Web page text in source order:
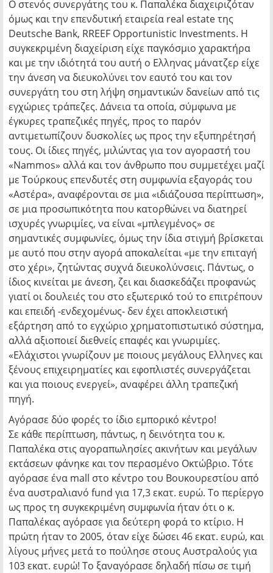
Ο στενός συνεργάτης του κ. Παπαλέκα διαχειριζόταν
όμως και την επενδυτική εταιρεία real estate της
Deutsche Bank, RREEF Opportunistic Investments. Η
συγκεκριμένη διαχείριση είχε παγκόσμιο χαρακτήρα
και με την ιδιότητά του αυτή ο Ελληνας μάνατζερ είχε
την άνεση να διευκολύνει τον εαυτό του και τον
συνεργάτη του στη λήψη σημαντικών δανείων από τις
εγχώριες τράπεζες. Δάνεια τα οποία, σύμφωνα με
έγκυρες τραπεζικές πηγές, προς το παρόν
αντιμετωπίζουν δυσκολίες ως προς την εξυπηρέτησή
τους. Οι ίδιες πηγές, μιλώντας για τον αγοραστή του
«Nammos» αλλά και τον άνθρωπο που συμμετέχει μαζί
με Τούρκους επενδυτές στη συμφωνία εξαγοράς του
«Αστέρα», αναφέρονται σε μια «ιδιάζουσα περίπτωση»,
σε μια προσωπικότητα που κατορθώνει να διατηρεί
ισχυρές γνωριμίες, να είναι «μπλεγμένος» σε
σημαντικές συμφωνίες, όμως την ίδια στιγμή βρίσκεται
με αυτό που στην αγορά αποκαλείται «με την επιταγή
στο χέρι», ζητώντας συχνά διευκολύνσεις. Πάντως, ο
ίδιος κινείται με άνεση, ζει και διασκεδάζει προφανώς
γιατί οι δουλειές του στο εξωτερικό τού το επιτρέπουν
και επειδή -ενδεχομένως- δεν έχει αποκλειστική
εξάρτηση από το εγχώριο χρηματοπιστωτικό σύστημα,
αλλά αξιοποιεί διεθνείς επαφές και γνωριμίες.
«Ελάχιστοι γνωρίζουν με ποιους μεγάλους Ελληνες και
ξένους επιχειρηματίες και εφοπλιστές συνεργάζεται
και για ποιους ενεργεί», αναφέρει άλλη τραπεζική
πηγή.
Αγόρασε δύο φορές το ίδιο εμπορικό κέντρο!
Σε κάθε περίπτωση, πάντως, η δεινότητα του κ.
Παπαλέκα στις αγοραπωλη­σίες ακινήτων και μεγάλων
εκτάσεων φάνηκε και τον περασμένο Οκτώβριο. Τότε
αγόρασε ένα mall στο κέντρο του Βουκουρεστίου από
ένα αυστραλιανό fund για 17,3 εκατ. ευρώ. Το περίεργο
ως προς τη συγκεκριμένη συμφωνία ήταν ότι ο κ.
Παπαλέκας αγόρασε για δεύτερη φορά το κτίριο. Η
πρώτη ήταν το 2005, όταν είχε δώσει 46 εκατ. ευρώ, και
λίγους μήνες μετά το πούλησε στους Αυστραλούς για
103 εκατ. ευρώ! Το ξαναγόρασε δηλαδή πίσω σε τιμή